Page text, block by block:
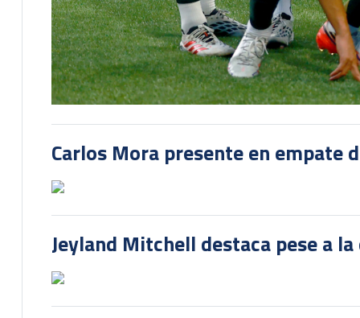
Carlos Mora presente en empate
Jeyland Mitchell destaca pese a